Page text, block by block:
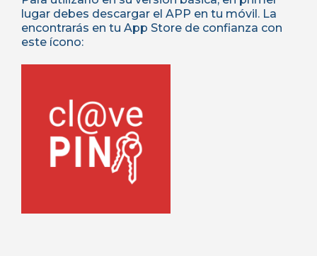
lugar debes descargar el APP en tu móvil. La
encontrarás en tu App Store de confianza con
este ícono: